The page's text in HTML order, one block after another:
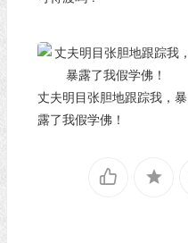
丈夫明目张胆地跟踪我，暴
露了我假学佛！